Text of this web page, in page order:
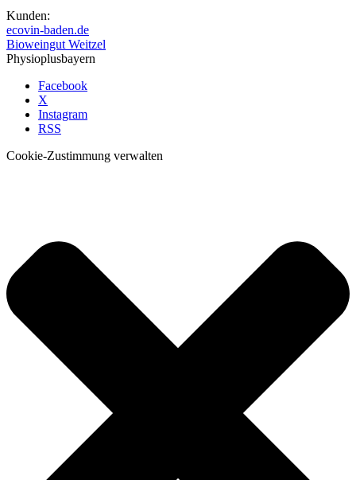
Kunden:
ecovin-baden.de
Bioweingut Weitzel
Physioplusbayern
Facebook
X
Instagram
RSS
Cookie-Zustimmung verwalten